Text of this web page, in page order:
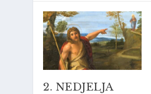
2. NEDJELJA